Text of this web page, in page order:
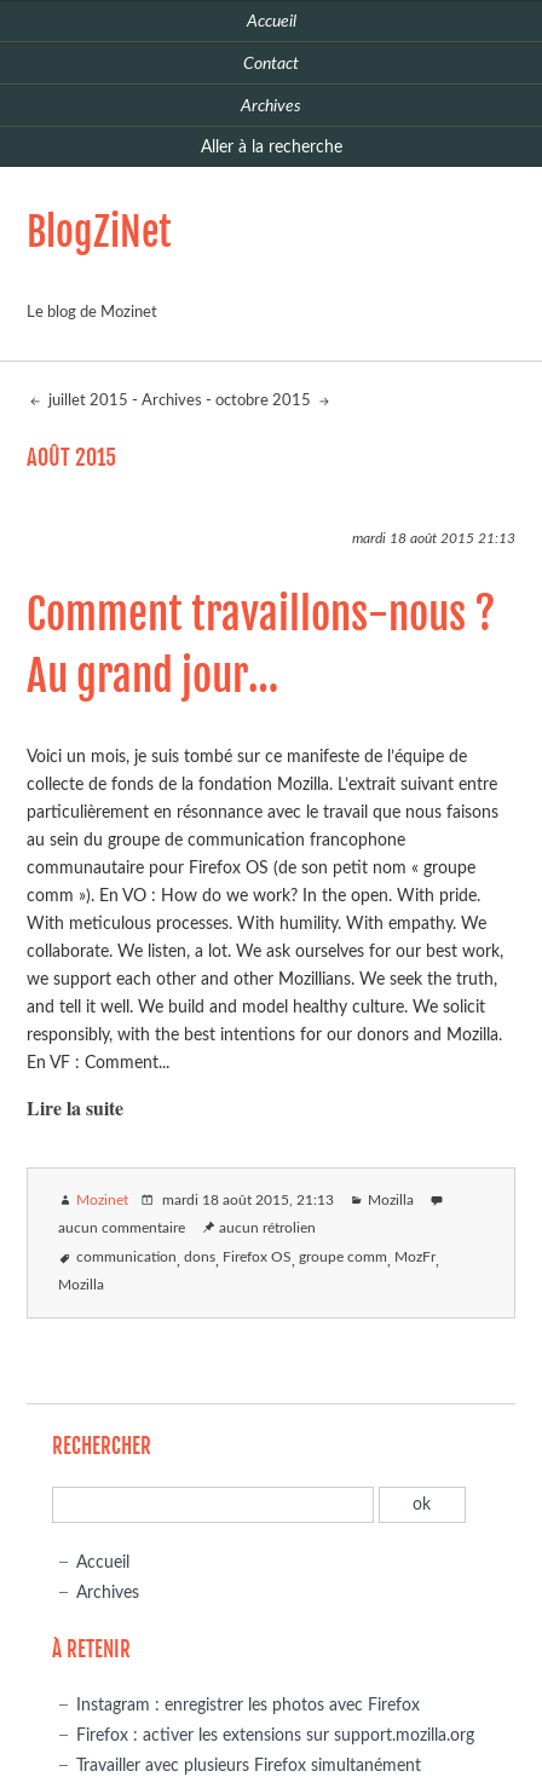
Accueil
Contact
Archives
Aller à la recherche
BlogZiNet
Le blog de Mozinet
juillet 2015 -Archives -octobre 2015
AOÛT 2015
mardi 18 août 201521:13
Comment travaillons-nous ?
Au grand jour…
Voici un mois, je suis tombé sur ce manifeste de l’équipe de
collecte de fonds de la fondation Mozilla. L’extrait suivant entre
particulièrement en résonnance avec le travail que nous faisons
au sein du groupe de communication francophone
communautaire pour Firefox OS (de son petit nom « groupe
comm »). En VO : How do we work? In the open. With pride.
With meticulous processes. With humility. With empathy. We
collaborate. We listen, a lot. We ask ourselves for our best work,
we support each other and other Mozillians. We seek the truth,
and tell it well. We build and model healthy culture. We solicit
responsibly, with the best intentions for our donors and Mozilla.
En VF : Comment...
Lire la suite
Mozinet mardi 18 août 2015 , 21:13 Mozilla
aucun commentaire aucun rétrolien
communication dons Firefox OS groupe comm MozFr
Mozilla
RECHERCHER
Accueil
Archives
À RETENIR
Instagram : enregistrer les photos avec Firefox
Firefox : activer les extensions sur support.mozilla.org
Travailler avec plusieurs Firefox simultanément